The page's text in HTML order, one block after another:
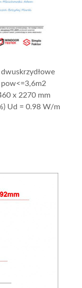
pow<=3,6m2
x 2270 mm
Ud = 0.98 W/m